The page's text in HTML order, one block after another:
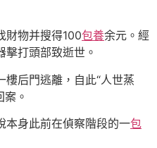
物并搜得100包養余元。經
擊打頭部致逝世。
后門逃離，自此“人世蒸
。
身此前在偵察階段的一包